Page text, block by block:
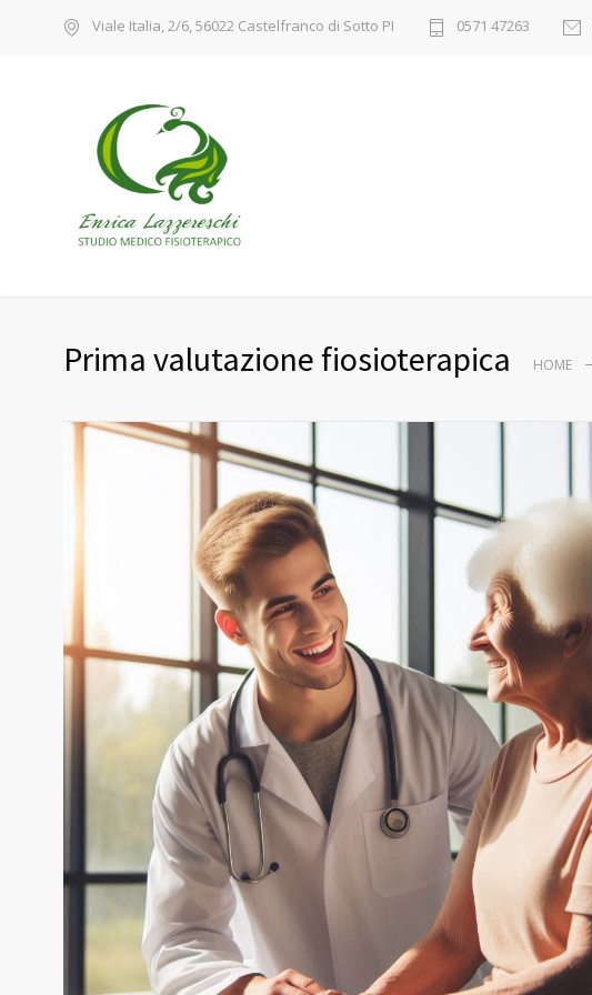
Viale Italia, 2/6, 56022 Castelfranco di Sotto PI 0571 47263
Prima valutazione fiosioterapica HOME